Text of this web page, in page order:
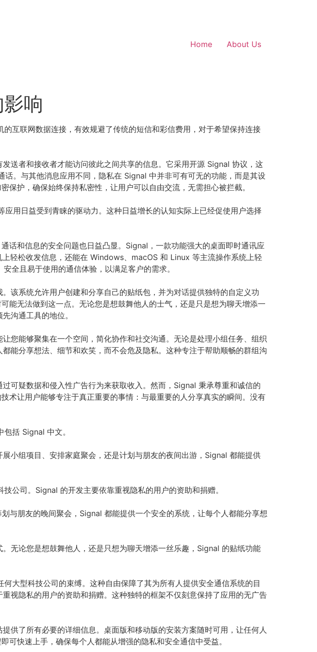
Home About Us
响
互联网数据连接，有效规避了传统的短信和彩信费用，对于希望保持连接
送者和接收者才能访问彼此之间共享的信息。它采用开源 Signal 协议，这
。与其他消息应用不同，隐私在 Signal 中并非可有可无的功能，而是其设
护，确保始终保持私密性，让用户可以自由交流，无需担心被拦截。
用日益受到青睐的驱动力。这种日益增长的认知实际上已经促使用户选择
话和信息的安全问题也日益凸显。Signal，一款功能强大的桌面即时通讯应
轻松收发信息，还能在 Windows、macOS 和 Linux 等主流操作系统上轻
全且易于使用的通信体验，以满足客户的需求。
该系统允许用户创建和分享自己的贴纸包，并为对话提供独特的自定义功
能无法做到这一点。无论您是想鼓舞他人的士气，还是只是想为聊天增添一
沟通工具的地位。
您能够聚集在一个空间，简化协作和社交沟通。无论是处理小组任务、组织
能分享想法、细节和欢笑，而不会危及隐私。这种专注于帮助顺畅的群组沟
可疑数据和侵入性广告行为来获取收入。然而，Signal 秉承尊重和诚信的
术让用户能够专注于真正重要的事情：与最重要的人分享真实的瞬间。没有
括 Signal 中文。
小组项目、安排家庭聚会，还是计划与朋友的夜间出游，Signal 都能提供
公司。Signal 的开发主要依靠重视隐私的用户的资助和捐赠。
与朋友的晚间聚会，Signal 都能提供一个安全的系统，让每个人都能分享想
无论您是想鼓舞他人，还是只想为聊天增添一丝乐趣，Signal 的贴纸功能
大型科技公司的束缚。这种自由保障了其为所有人提供安全通信系统的目
视隐私的用户的资助和捐赠。这种独特的框架不仅刻意保持了应用的无广告
供了所有必要的详细信息。桌面版和移动版的安装方案随时可用，让任何人
快速上手，确保每个人都能从增强的隐私和安全通信中受益。